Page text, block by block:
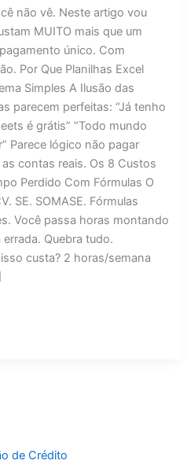
não vê. Neste artigo vou
MUITO mais que um
único. Com
Por Que Planilhas Excel
Simples A Ilusão das
parecem perfeitas: “Já tenho
é grátis” “Todo mundo
Parece lógico não pagar
contas reais. Os 8 Custos
Perdido Com Fórmulas O
SE. SOMASE. Fórmulas
Você passa horas montando
Quebra tudo.
custa? 2 horas/semana
de Crédito